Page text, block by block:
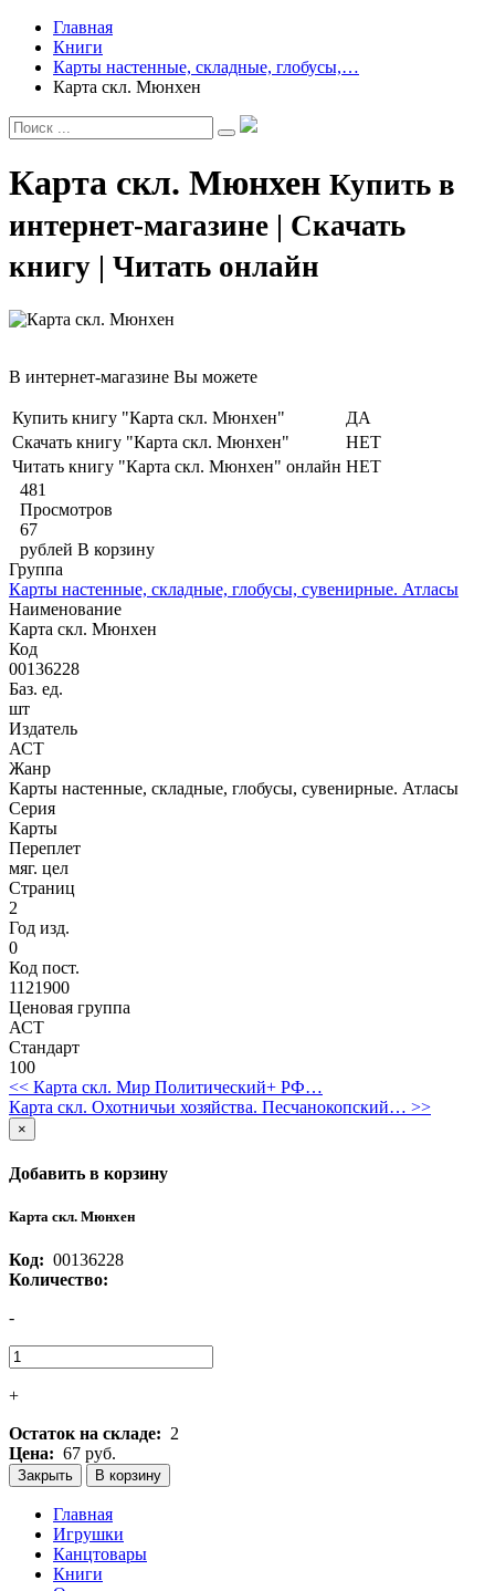
Главная
Книги
Карты настенные, складные, глобусы,…
Карта скл. Мюнхен
Карта скл. Мюнхен Купить в
интернет-магазине | Скачать
книгу | Читать онлайн
В интернет-магазине Вы можете
Купить книгу "Карта скл. Мюнхен"
ДА
Скачать книгу "Карта скл. Мюнхен"
НЕТ
Читать книгу "Карта скл. Мюнхен" онлайн НЕТ
481
Просмотров
67
рублей В корзину
Группа
Карты настенные, складные, глобусы, сувенирные. Атласы
Наименование
Карта скл. Мюнхен
Код
00136228
Баз. ед.
шт
Издатель
АСТ
Жанр
Карты настенные, складные, глобусы, сувенирные. Атласы
Серия
Карты
Переплет
мяг. цел
Страниц
2
Год изд.
0
Код пост.
1121900
Ценовая группа
АСТ
Стандарт
100
<< Карта скл. Мир Политический+ РФ…
Карта скл. Охотничьи хозяйства. Песчанокопский… >>
×
Добавить в корзину
Карта скл. Мюнхен
Код: 00136228
Количество:
-
+
Остаток на складе: 2
Цена: 67 руб.
Закрыть В корзину
Главная
Игрушки
Канцтовары
Книги